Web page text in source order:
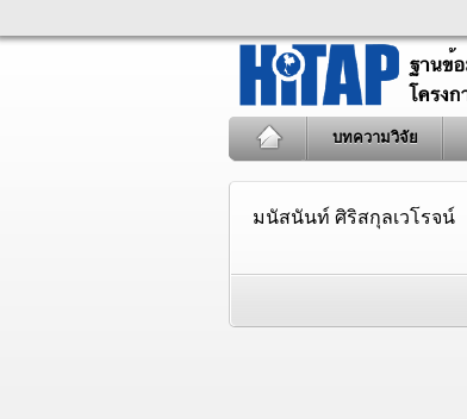
บทความวิจัย
มนัสนันท์ ศิริสกุลเวโรจน์